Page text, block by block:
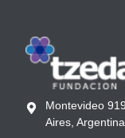
Montevideo
Aires, Argentina